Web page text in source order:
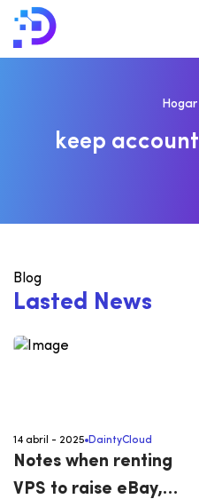
Hogar
KEEP ACCOUNT
Blog
Lasted News
14 abril - 2025 DaintyCloud
Notes when renting
VPS to raise eBay,